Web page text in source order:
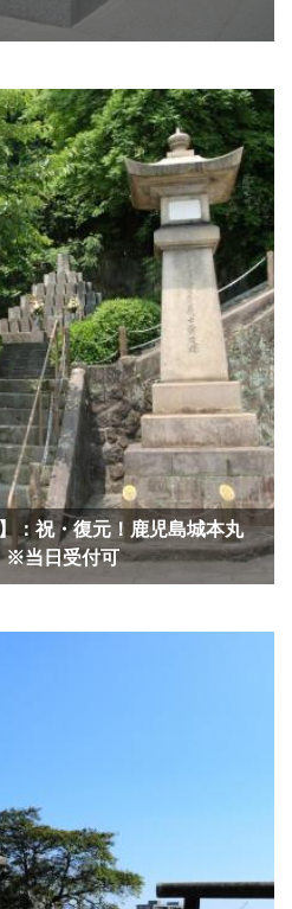
：祝・復元！鹿児島城本丸
※当日受付可